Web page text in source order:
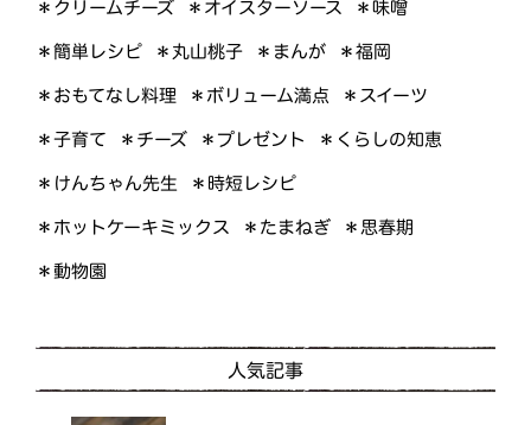
＊クリームチーズ ＊オイスターソース ＊味噌
＊簡単レシピ ＊丸山桃子 ＊まんが ＊福岡
＊おもてなし料理 ＊ボリューム満点 ＊スイーツ
＊子育て ＊チーズ ＊プレゼント ＊くらしの知恵
＊けんちゃん先生 ＊時短レシピ
＊ホットケーキミックス ＊たまねぎ ＊思春期
＊動物園
人気記事